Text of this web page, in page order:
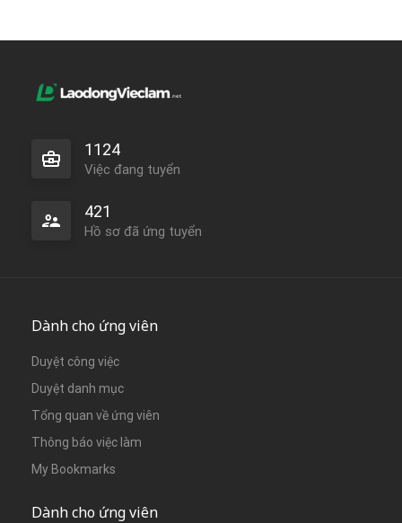
1124
Việc đang tuyển
421
Hồ sơ đã ứng tuyển
Dành cho ứng viên
Duyệt công việc
Duyệt danh mục
Tổng quan về ứng viên
Thông báo việc làm
My Bookmarks
Dành cho ứng viên